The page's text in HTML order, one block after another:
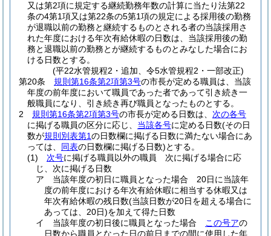
又は第2項に規定する継続勤務年数の計算に当たり法第22
条の4第1項又は第22条の5第1項の規定による採用後の勤務
が退職以前の勤務と継続するものとされる者の当該採用さ
れた年度における年次有給休暇の日数は、当該採用後の勤
務と退職以前の勤務とが継続するものとみなした場合にお
ける日数とする。
(平22水管規程2・追加、令5水管規程2・一部改正)
第20条
規則第16条第2項第3号の市長が定める職員は、当該
年度の前年度において職員であった者であって引き続き一
般職員になり、引き続き再び職員となったものとする。
2
規則第16条第2項第3号の市長が定める日数は、 次の各号
に掲げる職員の区分に応じ、 当該各号に定める日数(その日
数が規則別表第1の日数欄に掲げる日数に満たない場合にあ
っては、 同表の日数欄に掲げる日数)とする。
(1)
次号に掲げる職員以外の職員 次に掲げる場合に応
じ、次に掲げる日数
ア
当該年度の初日に職員となった場合 20日に当該年
度の前年度における年次有給休暇に相当する休暇又は
年次有給休暇の残日数(当該日数が20日を超える場合に
あっては、20日)を加えて得た日数
イ
当該年度の初日後に職員となった場合 この号アの
日数から職員となった日の前日までの間に使用した年